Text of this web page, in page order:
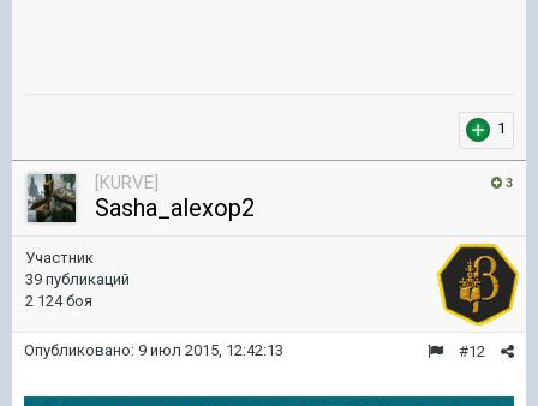
1
3
[KURVE]
Sasha_alexop2
Участник
39 публикаций
2 124 боя
#12
Опубликовано: 9 июл 2015, 12:42:13